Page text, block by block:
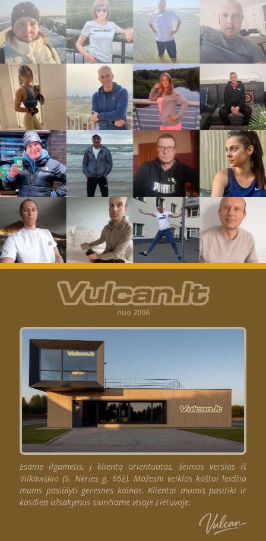
nuo 2006
Esame ilgametis, į klientą orientuotas, šeimos verslas iš
Vilkaviškio (S. Nėries g. 66E). Mažesni veiklos kaštai leidžia
mums pasiūlyti geresnes kainas. Klientai mumis pasitiki ir
kasdien užsakymus siunčiame visoje Lietuvoje.